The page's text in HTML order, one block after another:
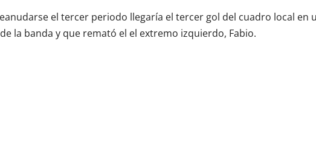
el tercer periodo llegaría el tercer gol del cuadro local en
la banda y que remató el el extremo izquierdo, Fabio.